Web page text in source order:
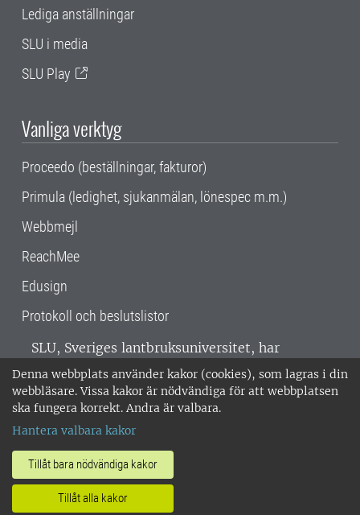
Denna webbplats använder kakor (cookies), som lagras i din
webbläsare. Vissa kakor är nödvändiga för att webbplatsen
ska fungera korrekt. Andra är valbara.
Hantera valbara kakor
Tillåt bara nödvändiga kakor
Tillåt alla kakor
Lediga anställningar
SLU i media
SLU Play
Vanliga verktyg
Proceedo (beställningar, fakturor)
Primula (ledighet, sjukanmälan, lönespec m.m.)
Webbmejl
ReachMee
Edusign
Protokoll och beslutslistor
SLU, Sveriges lantbruksuniversitet, har
verksamhet över hela Sverige. Huvudorter är
Alnarp, Uppsala och Umeå.SLU är
miljöcertifierat enligt ISO 14001. •
018-67 10 00 • Org nr: 202100-2817 •
Om SLU:s webbplatser
•Hantera kakor•Behandling av
personuppgifter